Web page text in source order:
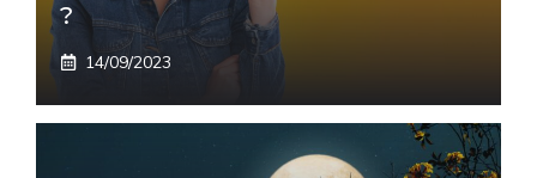
?
14/09/2023